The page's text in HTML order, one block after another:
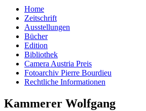
Home
Zeitschrift
Ausstellungen
Bücher
Edition
Bibliothek
Camera Austria Preis
Fotoarchiv Pierre Bourdieu
Rechtliche Informationen
Kammerer Wolfgang